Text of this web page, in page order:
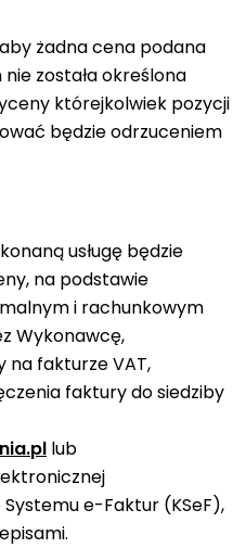
żadna cena podana
została określona
którejkolwiek pozycji
będzie odrzuceniem
usługę będzie
na podstawie
i rachunkowym
Wykonawcę,
na fakturze VAT,
faktury do siedziby
lub
e-Faktur (KSeF),